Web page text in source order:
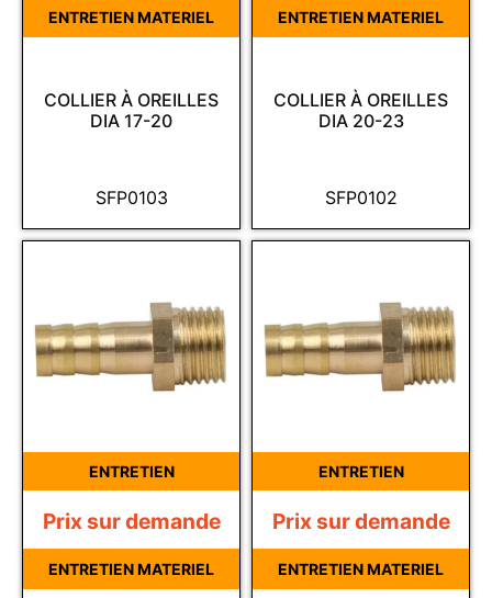
SFP0103
COLLIER À OREILLES
DIA 17-20
ENTRETIEN MATERIEL
SFP0102
COLLIER À OREILLES
DIA 20-23
ENTRETIEN MATERIEL
ENTRETIEN
Prix sur demande
ENTRETIEN MATERIEL
ENTRETIEN
Prix sur demande
ENTRETIEN MATERIEL